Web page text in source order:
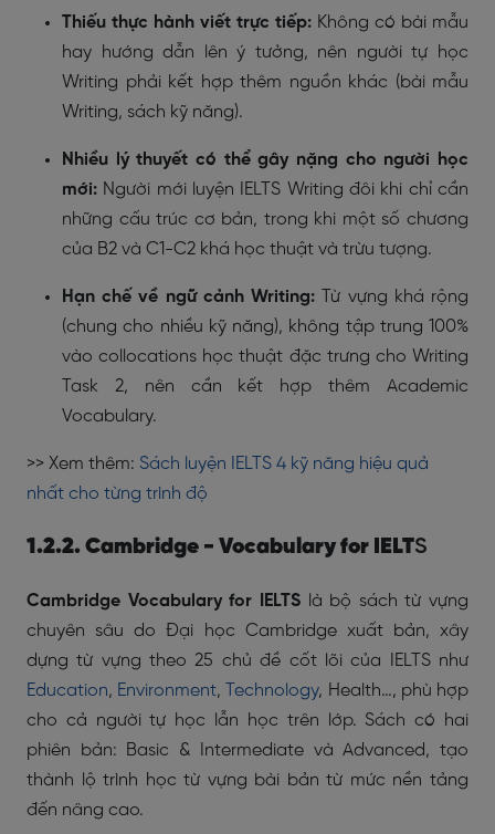
Thiếu thực hành viết trực tiếp: Không có bài mẫu
hay hướng dẫn lên ý tưởng, nên người tự học
Writing phải kết hợp thêm nguồn khác (bài mẫu
Writing, sách kỹ năng).
Nhiều lý thuyết có thể gây nặng cho người học
mới: Người mới luyện IELTS Writing đôi khi chỉ cần
những cấu trúc cơ bản, trong khi một số chương
của B2 và C1-C2 khá học thuật và trừu tượng.
Hạn chế về ngữ cảnh Writing: Từ vựng khá rộng
(chung cho nhiều kỹ năng), không tập trung 100%
vào collocations học thuật đặc trưng cho Writing
Task 2, nên cần kết hợp thêm Academic
Vocabulary.
>> Xem thêm: Sách luyện IELTS 4 kỹ năng hiệu quả
nhất cho từng trình độ
1.2.2. Cambridge - Vocabulary for IELTS
Cambridge Vocabulary for IELTSlà bộ sách từ vựng
chuyên sâu do Đại học Cambridge xuất bản, xây
dựng từ vựng theo 25 chủ đề cốt lõi của IELTS như
Education, Environment, Technology, Health…, phù hợp
cho cả người tự học lẫn học trên lớp. Sách có hai
phiên bản: Basic & Intermediate và Advanced, tạo
thành lộ trình học từ vựng bài bản từ mức nền tảng
đến nâng cao.